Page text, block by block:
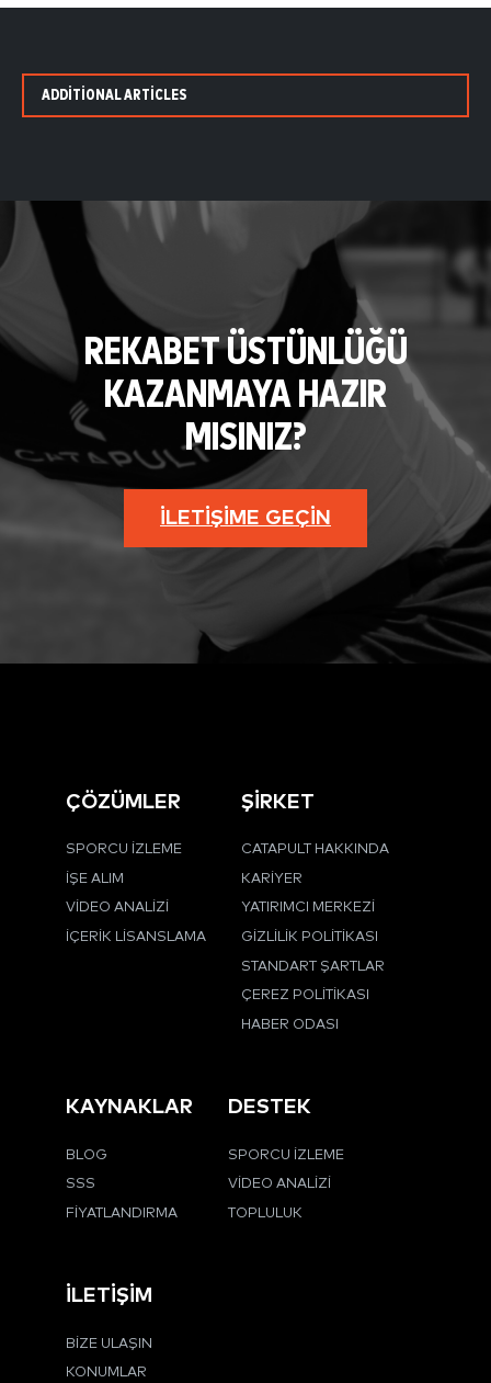
ADDITIONAL ARTICLES
REKABET ÜSTÜNLÜĞÜ
KAZANMAYA HAZIR
MISINIZ?
İLETIŞIME GEÇIN
ÇÖZÜMLER
SPORCU İZLEME
İŞE ALIM
VIDEO ANALIZI
İÇERIK LISANSLAMA
ŞİRKET
CATAPULT HAKKINDA
KARIYER
YATIRIMCI MERKEZI
GIZLILIK POLITIKASI
STANDART ŞARTLAR
ÇEREZ POLITIKASI
HABER ODASI
KAYNAKLAR
BLOG
SSS
FIYATLANDIRMA
DESTEK
SPORCU İZLEME
VIDEO ANALIZI
TOPLULUK
İLETIŞIM
BIZE ULAŞIN
KONUMLAR